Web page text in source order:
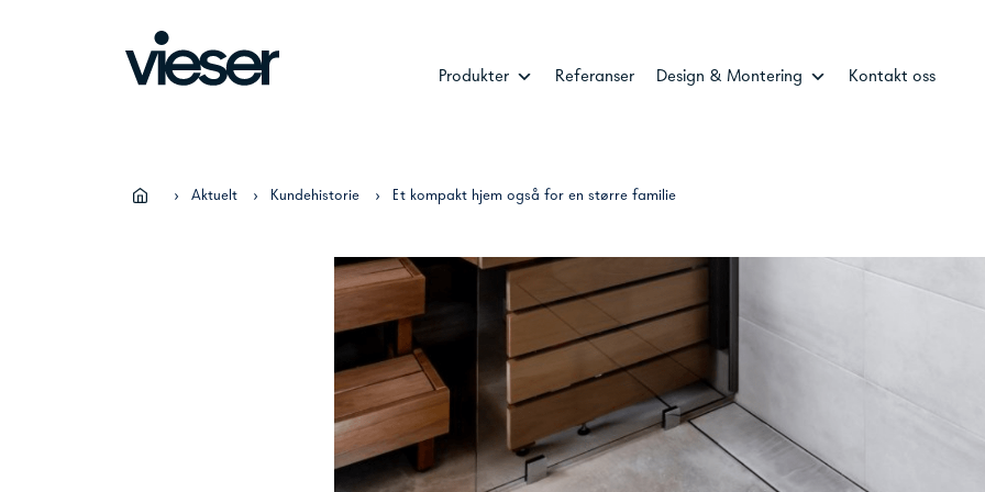
Produkter Referanser Design & Montering Kontakt oss
› Aktuelt › Kundehistorie › Et kompakt hjem også for en større familie